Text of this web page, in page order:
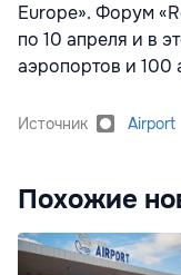
Europe». Форум
по 10 апреля и в
аэропортов и 100
Источник Airport
Похожие